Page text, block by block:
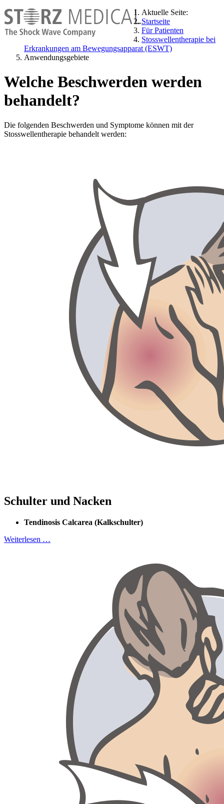
Aktuelle Seite:
Startseite
Für Patienten
Stosswellentherapie bei
Erkrankungen am Bewegungsapparat (ESWT)
Anwendungsgebiete
Welche Beschwerden werden
behandelt?
Die folgenden Beschwerden und Symptome können mit der
Stosswellentherapie behandelt werden:
Schulter und Nacken
Tendinosis Calcarea (Kalkschulter)
Weiterlesen …